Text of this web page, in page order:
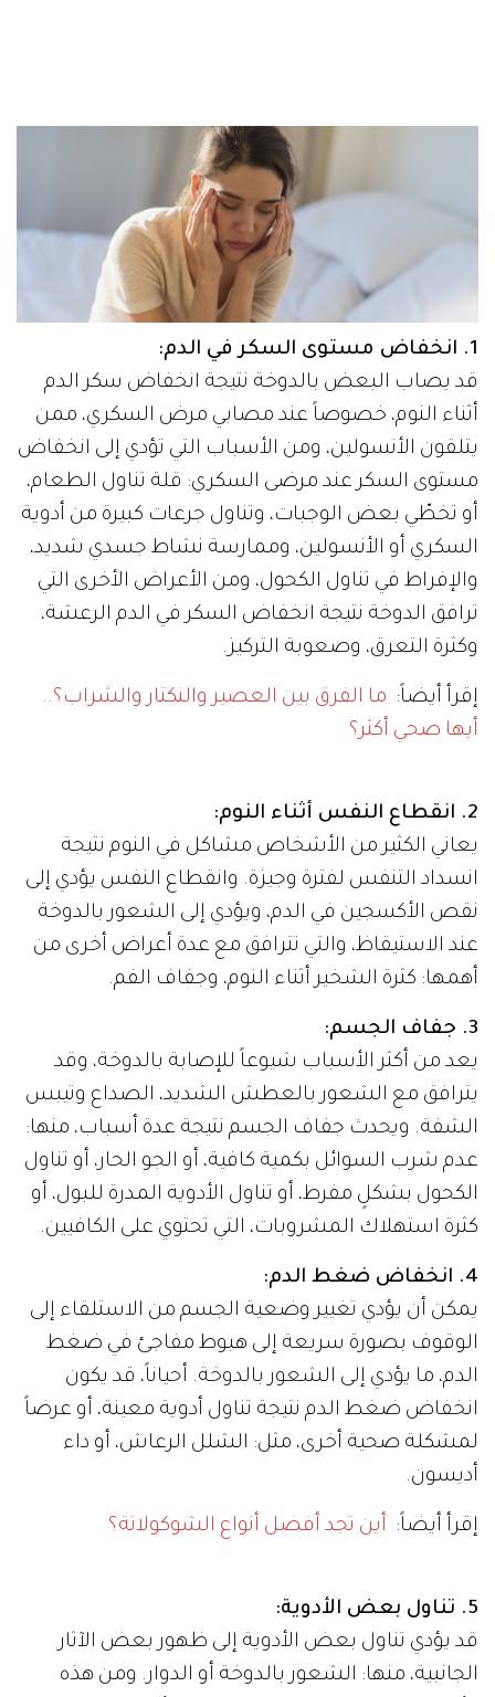
1. انخفاض مستوى السكر في الدم:
قد يصاب البعض بالدوخة نتيجة انخفاض سكر الدم
أثناء النوم، خصوصاً عند مصابي مرض السكري، ممن
يتلقون الأنسولين، ومن الأسباب التي تؤدي إلى انخفاض
مستوى السكر عند مرضى السكري: قلة تناول الطعام،
أو تخطّي بعض الوجبات، وتناول جرعات كبيرة من أدوية
السكري أو الأنسولين، وممارسة نشاط جسدي شديد،
والإفراط في تناول الكحول، ومن الأعراض الأخرى التي
ترافق الدوخة نتيجة انخفاض السكر في الدم الرعشة،
وكثرة التعرق، وصعوبة التركيز.
إقرأ أيضاً: ما الفرق بين العصير والنكتار والشراب؟..
أيها صحي أكثر؟
2. انقطاع النفس أثناء النوم:
يعاني الكثير من الأشخاص مشاكل في النوم نتيجة
انسداد التنفس لفترة وجيزة. وانقطاع النفس يؤدي إلى
نقص الأكسجين في الدم، ويؤدي إلى الشعور بالدوخة
عند الاستيقاظ، والتي تترافق مع عدة أعراض أخرى من
أهمها: كثرة الشخير أثناء النوم، وجفاف الفم.
3. جفاف الجسم:
يعد من أكثر الأسباب شيوعاً للإصابة بالدوخة، وقد
يترافق مع الشعور بالعطش الشديد، الصداع وتيبس
الشفة. ويحدث جفاف الجسم نتيجة عدة أسباب، منها:
عدم شرب السوائل بكمية كافية، أو الجو الحار، أو تناول
الكحول بشكلٍ مفرط، أو تناول الأدوية المدرة للبول، أو
كثرة استهلاك المشروبات، التي تحتوي على الكافيين.
4. انخفاض ضغط الدم:
يمكن أن يؤدي تغيير وضعية الجسم من الاستلقاء إلى
الوقوف بصورة سريعة إلى هبوط مفاجئ في ضغط
الدم، ما يؤدي إلى الشعور بالدوخة. أحياناً، قد يكون
انخفاض ضغط الدم نتيجة تناول أدوية معينة، أو عرضاً
لمشكلة صحية أخرى، مثل: الشلل الرعاش، أو داء
أديسون.
إقرأ أيضاً: أين تجد أفضل أنواع الشوكولاتة؟
5. تناول بعض الأدوية:
قد يؤدي تناول بعض الأدوية إلى ظهور بعض الآثار
الجانبية، منها: الشعور بالدوخة أو الدوار. ومن هذه